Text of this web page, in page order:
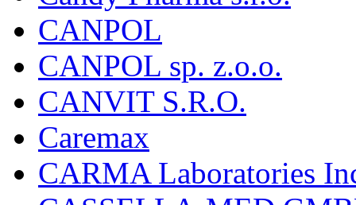
CANPOL
CANPOL sp. z.o.o.
CANVIT S.R.O.
Caremax
CARMA Laboratories